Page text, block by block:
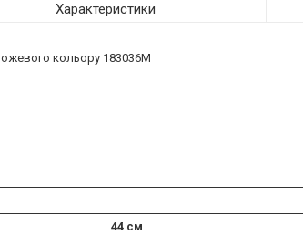
Характеристики
кольору 183036M
44 см